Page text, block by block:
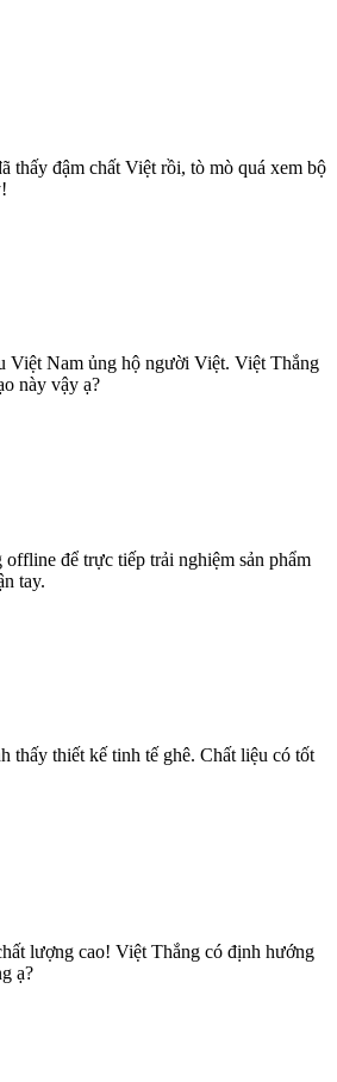
thấy đậm chất Việt rồi, tò mò quá xem bộ
Việt Nam ủng hộ người Việt. Việt Thắng
này vậy ạ?
để trực tiếp trải nghiệm sản phẩm
tay.
thấy thiết kế tinh tế ghê. Chất liệu có tốt
lượng cao! Việt Thắng có định hướng
ạ?